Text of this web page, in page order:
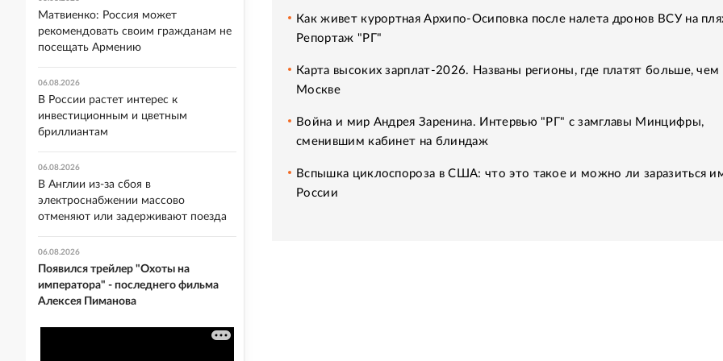
Как живет курортная Архипо-Осиповка после налета дронов ВСУ на
Репортаж "РГ"
Карта высоких зарплат-2026. Названы регионы, где платят больше, чем
Москве
Война и мир Андрея Заренина. Интервью "РГ" с замглавы Минцифры,
сменившим кабинет на блиндаж
Вспышка циклоспороза в США: что это такое и можно ли заразиться
России
Матвиенко: Россия может
рекомендовать своим гражданам не
посещать Армению
06.08.2026
В России растет интерес к
инвестиционным и цветным
бриллиантам
06.08.2026
В Англии из-за сбоя в
электроснабжении массово
отменяют или задерживают поезда
06.08.2026
Появился трейлер "Охоты на
императора" - последнего фильма
Алексея Пиманова